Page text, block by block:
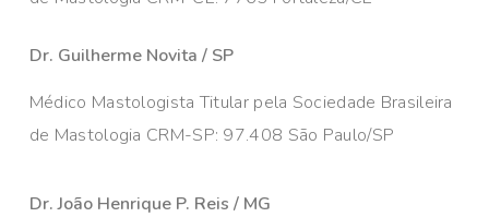
Dr. Guilherme Novita / SP
Médico Mastologista Titular pela Sociedade Brasileira
de Mastologia CRM-SP: 97.408 São Paulo/SP
Dr. João Henrique P. Reis / MG